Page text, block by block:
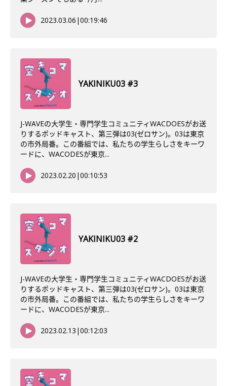
2023.03.06 |00:19:46
YAKINIKU03 #3
J-WAVEの大学生・専門学生コミュニティWACDOESがお送
りするポッドキャスト、第三弾は03(ゼロサン)。03は東京
の市外局番。この番組では、私たちの学生らしさをキーワ
ードに、WACODESが東京...
2023.02.20 |00:10:53
YAKINIKU03 #2
J-WAVEの大学生・専門学生コミュニティWACDOESがお送
りするポッドキャスト、第三弾は03(ゼロサン)。03は東京
の市外局番。この番組では、私たちの学生らしさをキーワ
ードに、WACODESが東京...
2023.02.13 |00:12:03